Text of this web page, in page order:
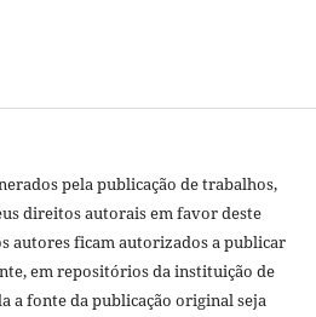
pela publicação de trabalhos,
direitos autorais em favor deste
autores ficam autorizados a publicar
em repositórios da instituição de
a fonte da publicação original seja